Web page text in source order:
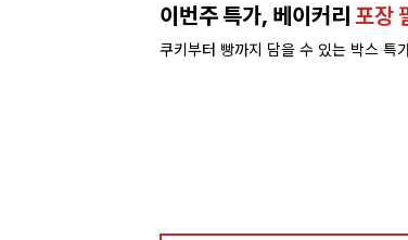
이번주 특가, 베이커리포장
쿠키부터 빵까지 담을 수 있는 박스 특